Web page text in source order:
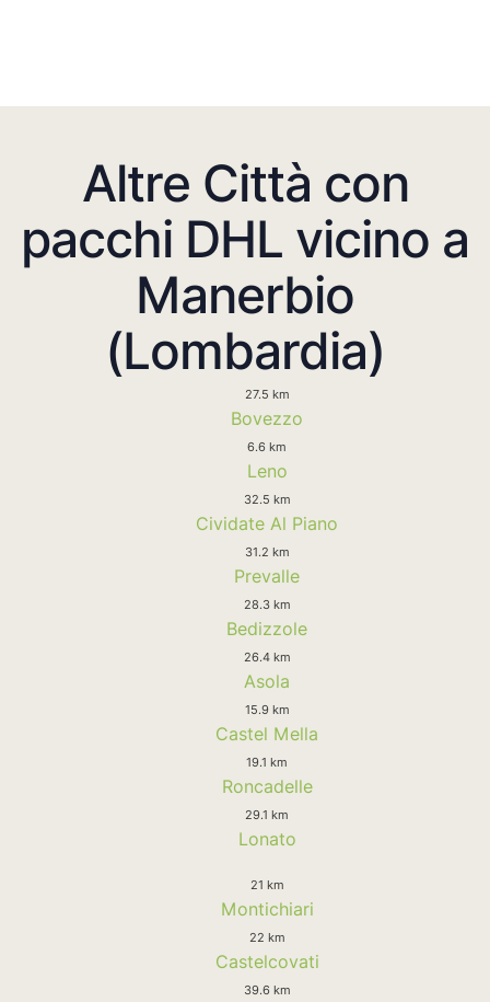
Altre Città con
pacchi DHL vicino a
Manerbio
(Lombardia)
27.5 km
Bovezzo
6.6 km
Leno
32.5 km
Cividate Al Piano
31.2 km
Prevalle
28.3 km
Bedizzole
26.4 km
Asola
15.9 km
Castel Mella
19.1 km
Roncadelle
29.1 km
Lonato
21 km
Montichiari
22 km
Castelcovati
39.6 km